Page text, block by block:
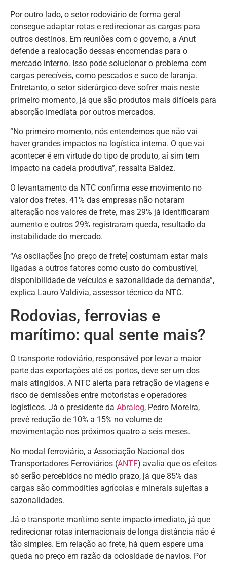
Por outro lado, o setor rodoviário de forma geral
consegue adaptar rotas e redirecionar as cargas para
outros destinos. Em reuniões com o governo, a Anut
defende a realocação dessas encomendas para o
mercado interno. Isso pode solucionar o problema com
cargas perecíveis, como pescados e suco de laranja.
Entretanto, o setor siderúrgico deve sofrer mais neste
primeiro momento, já que são produtos mais difíceis para
absorção imediata por outros mercados.
“No primeiro momento, nós entendemos que não vai
haver grandes impactos na logística interna. O que vai
acontecer é em virtude do tipo de produto, aí sim tem
impacto na cadeia produtiva”, ressalta Baldez.
O levantamento da NTC confirma esse movimento no
valor dos fretes. 41% das empresas não notaram
alteração nos valores de frete, mas 29% já identificaram
aumento e outros 29% registraram queda, resultado da
instabilidade do mercado.
“As oscilações [no preço de frete] costumam estar mais
ligadas a outros fatores como custo do combustível,
disponibilidade de veículos e sazonalidade da demanda”,
explica Lauro Valdivia, assessor técnico da NTC.
Rodovias, ferrovias e
marítimo: qual sente mais?
O transporte rodoviário, responsável por levar a maior
parte das exportações até os portos, deve ser um dos
mais atingidos. A NTC alerta para retração de viagens e
risco de demissões entre motoristas e operadores
logísticos. Já o presidente da Abralog, Pedro Moreira,
prevê redução de 10% a 15% no volume de
movimentação nos próximos quatro a seis meses.
No modal ferroviário, a Associação Nacional dos
Transportadores Ferroviários (ANTF) avalia que os efeitos
só serão percebidos no médio prazo, já que 85% das
cargas são commodities agrícolas e minerais sujeitas a
sazonalidades.
Já o transporte marítimo sente impacto imediato, já que
redirecionar rotas internacionais de longa distância não é
tão simples. Em relação ao frete, há quem espere uma
queda no preço em razão da ociosidade de navios. Por